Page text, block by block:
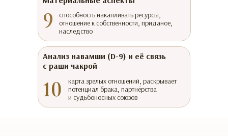
карта зрелых отношений, раскрывает
потенциал брака, партнёрства
и судьбоносных союзов
Анализ навамши (D-9) и её связь
с раши чакрой
10
способность накапливать ресурсы,
отношение к собственности, приданое,
наследство
9